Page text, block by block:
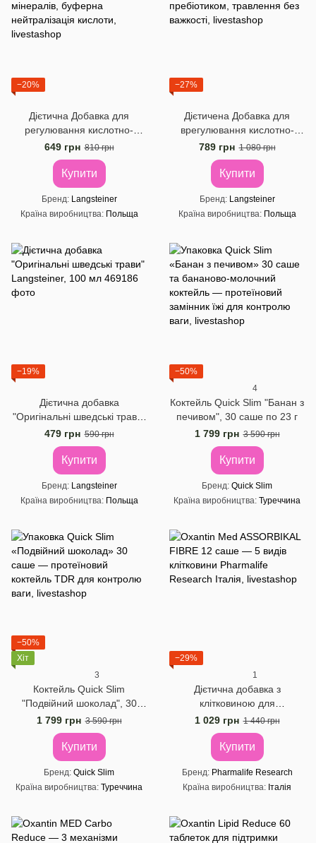
−20%
Дієтична Добавка для
регулювання кислотно-
лужного балансу
Langsteiner, 30 таблеток
649 грн 810 грн
Купити
Бренд
Langsteiner
Країна виробництва
Польща
−27%
Дієтичена Добавка для
врегулювання кислотно-
лужного балансу
Langsteiner, 300 г
789 грн 1 080 грн
Купити
Бренд
Langsteiner
Країна виробництва
Польща
−19%
Дієтична добавка
"Оригінальні шведські трави"
Langsteiner, 100 мл
479 грн 590 грн
Купити
Бренд
Langsteiner
Країна виробництва
Польща
−50%
4
Коктейль Quick Slim "Банан з
печивом", 30 саше по 23 г
1 799 грн 3 590 грн
Купити
Бренд Quick Slim
Країна виробництва Туреччина
−50%
Хіт
3
Коктейль Quick Slim
"Подвійний шоколад", 30
саше по 23 г
1 799 грн 3 590 грн
Купити
Бренд Quick Slim
Країна виробництва Туреччина
−29%
1
Дієтична добавка з
клітковиною для
нормалізації маси тіла
Oxantin "Абсорбція", 12 саше
по 7,4
1 029 грн 1 440 грн
Купити
Бренд
Pharmalife Research
Країна виробництва
Італія